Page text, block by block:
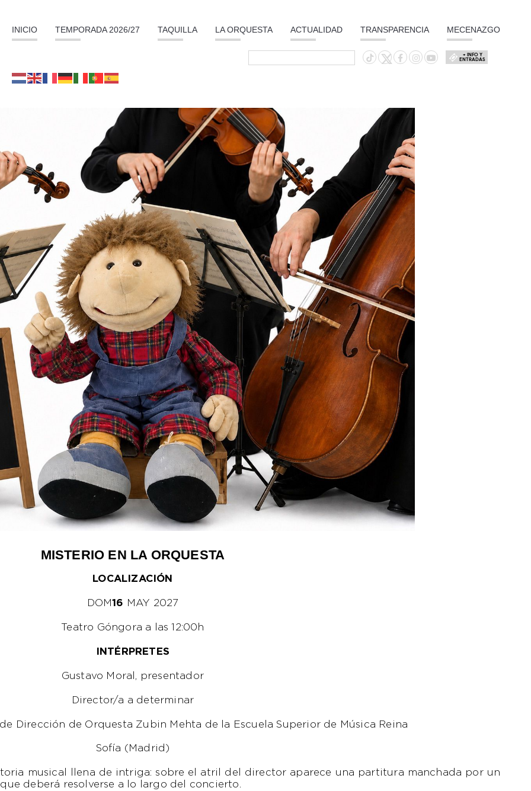
INICIO TEMPORADA 2026/27 TAQUILLA LA ORQUESTA ACTUALIDAD TRANSPARENCIA MECENAZGO
+ INFO Y
ENTRADAS
MISTERIO EN LA ORQUESTA
LOCALIZACIÓN
DOM16 MAY 2027
Teatro Góngora a las 12:00h
INTÉRPRETES
Gustavo Moral, presentador
Director/a a determinar
Dirección de Orquesta Zubin Mehta de la Escuela Superior de Música Reina
Sofía (Madrid)
musical llena de intriga: sobre el atril del director aparece una partitura manchada por un
deberá resolverse a lo largo del concierto.